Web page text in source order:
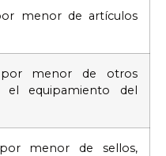
menor de artículos
menor de otros
el equipamiento del
menor de sellos,